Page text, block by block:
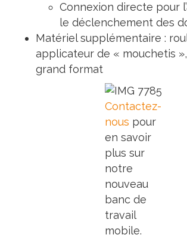
Connexion directe pour
le déclenchement des
Matériel supplémentaire :
applicateur de « mouchetis
grand format
Contactez-
nous pour
en savoir
plus sur
notre
nouveau
banc de
travail
mobile.